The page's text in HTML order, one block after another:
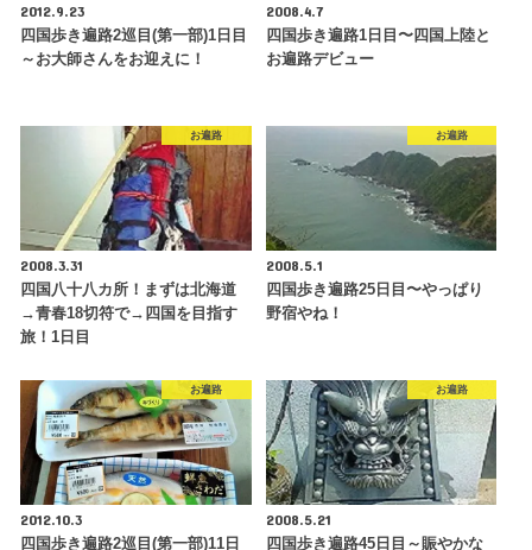
2012.9.23
四国歩き遍路2巡目(第一部)1日目
～お大師さんをお迎えに！
2008.4.7
四国歩き遍路1日目〜四国上陸と
お遍路デビュー
お遍路
2008.3.31
四国八十八カ所！まずは北海道
→青春18切符で→四国を目指す
旅！1日目
お遍路
2008.5.1
四国歩き遍路25日目〜やっぱり
野宿やね！
お遍路
2012.10.3
四国歩き遍路2巡目(第一部)11日
お遍路
2008.5.21
四国歩き遍路45日目～賑やかな